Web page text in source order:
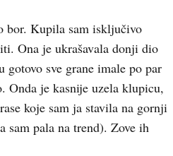
bor. Kupila sam isključivo
Ona je ukrašavala donji dio
sve grane imale po par
Onda je kasnije uzela klupicu,
koje sam ja stavila na gornji
sam pala na trend). Zove ih